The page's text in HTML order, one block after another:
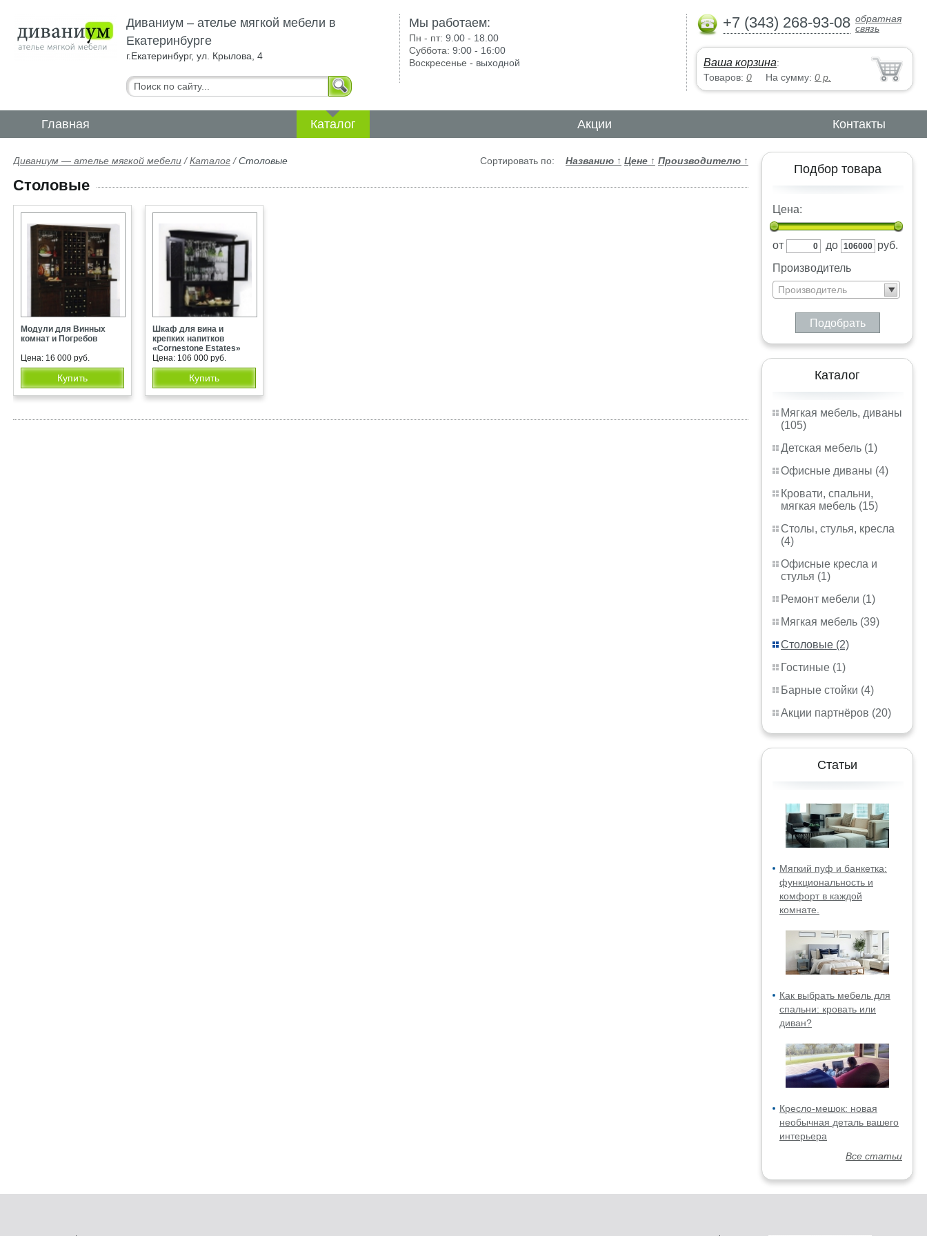
Диваниум – ателье мягкой мебели в
Екатеринбурге
г.Екатеринбург, ул. Крылова, 4
Мы работаем:
Пн - пт:9.00 - 18.00
Суббота:9:00 - 16:00
Воскресенье - выходной
+7 (343) 268-93-08 обратная
связь
Ваша корзина:
Товаров: 0 На сумму: 0 р.
Главная Каталог Акции Контакты
Подбор товара
Цена:
от до
руб.
Производитель
Производитель
Подобрать
Каталог
Мягкая мебель, диваны
(105)
Детская мебель (1)
Офисные диваны (4)
Кровати, спальни,
мягкая мебель (15)
Столы, стулья, кресла
(4)
Офисные кресла и
стулья (1)
Ремонт мебели (1)
Мягкая мебель (39)
Столовые (2)
Гостиные (1)
Барные стойки (4)
Акции партнёров (20)
Статьи
Мягкий пуф и банкетка:
функциональность и
комфорт в каждой
комнате.
Как выбрать мебель для
спальни: кровать или
диван?
Кресло-мешок: новая
необычная деталь вашего
интерьера
Все статьи
Сортировать по: Названию ↑ Цене ↑ Производителю ↑
Диваниум — ателье мягкой мебели /Каталог /Столовые
Столовые
Модули для Винных
комнат и Погребов
Цена: 16 000 руб.
Купить
Шкаф для вина и
крепких напитков
«Cornestone Estates»
Цена: 106 000 руб.
Купить